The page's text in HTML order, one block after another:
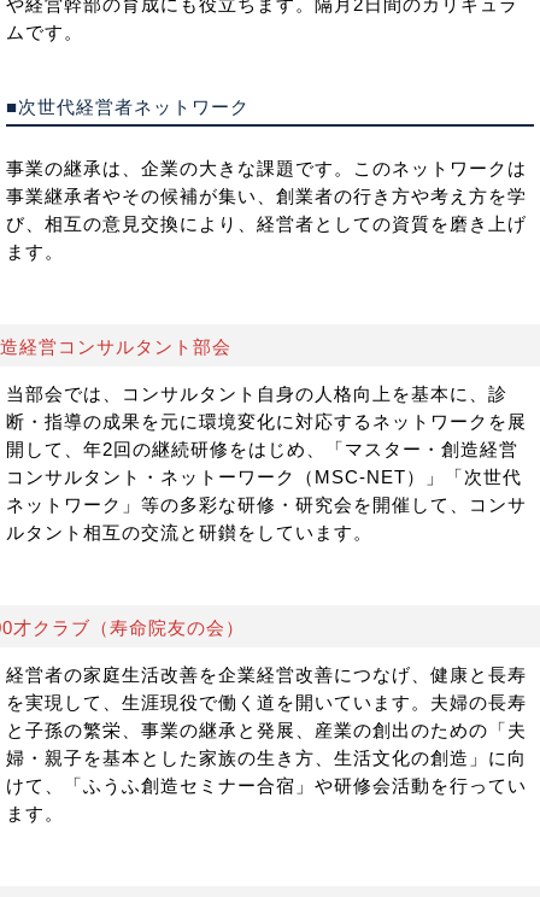
や経営幹部の育成にも役立ちます。隔月2日間のカリキュラ
ムです。
■次世代経営者ネットワーク
事業の継承は、企業の大きな課題です。このネットワークは
事業継承者やその候補が集い、創業者の行き方や考え方を学
び、相互の意見交換により、経営者としての資質を磨き上げ
ます。
経営コンサルタント部会
当部会では、コンサルタント自身の人格向上を基本に、診
断・指導の成果を元に環境変化に対応するネットワークを展
開して、年2回の継続研修をはじめ、「マスター・創造経営
コンサルタント・ネットーワーク（MSC-NET）」「次世代
ネットワーク」等の多彩な研修・研究会を開催して、コンサ
ルタント相互の交流と研鑚をしています。
才クラブ（寿命院友の会）
経営者の家庭生活改善を企業経営改善につなげ、健康と長寿
を実現して、生涯現役で働く道を開いています。夫婦の長寿
と子孫の繁栄、事業の継承と発展、産業の創出のための「夫
婦・親子を基本とした家族の生き方、生活文化の創造」に向
けて、「ふうふ創造セミナー合宿」や研修会活動を行ってい
ます。